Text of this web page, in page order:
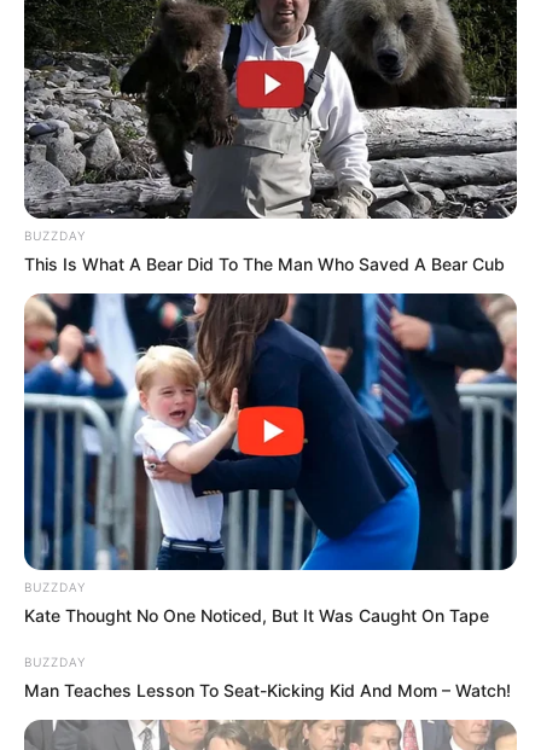
BUZZDAY
This Is What A Bear Did To The Man Who Saved A Bear Cub
BUZZDAY
Kate Thought No One Noticed, But It Was Caught On Tape
BUZZDAY
Man Teaches Lesson To Seat-Kicking Kid And Mom – Watch!